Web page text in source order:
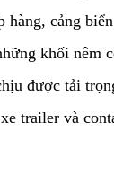
hàng, cảng
khối nêm
được tải
trailer và